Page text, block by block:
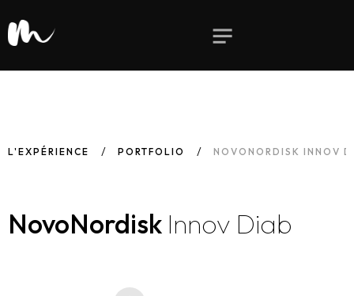
L'EXPÉRIENCE PORTFOLIO NOVONORDISK INNOV
NovoNordisk Innov Diab